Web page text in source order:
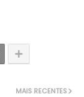
MAIS RECENTES